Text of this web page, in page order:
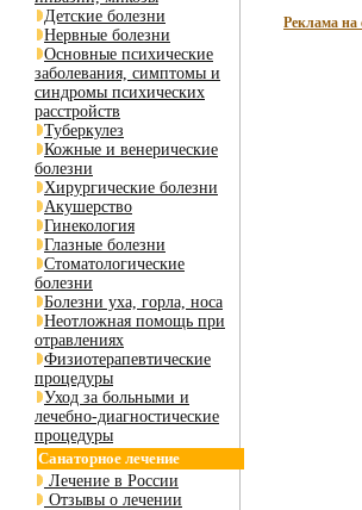
Детские болезни
Нервные болезни
Основные психические
заболевания, симптомы и
синдромы психических
расстройств
Туберкулез
Кожные и венерические
болезни
Хирургические болезни
Акушерство
Гинекология
Глазные болезни
Стоматологические
болезни
Болезни уха, горла, носа
Неотложная помощь при
отравлениях
Физиотерапевтические
процедуры
Уход за больными и
лечебно-диагностические
процедуры
Санаторное лечение
Лечение в России
Отзывы о лечении
Реклама на